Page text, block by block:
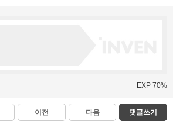
EXP 70%
이전 다음 댓글쓰기